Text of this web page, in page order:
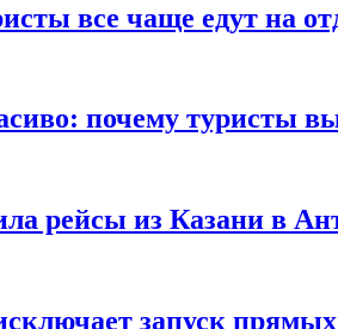
все чаще едут на
почему туристы
рейсы из Казани в
запуск